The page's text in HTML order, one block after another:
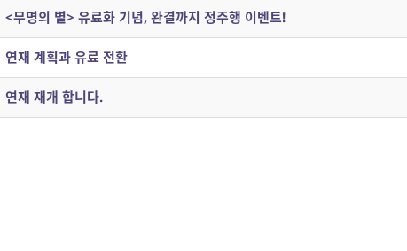
<무명의 별> 유료화 기념, 완결까지 정주행 이벤트!
연재 계획과 유료 전환
연재 재개 합니다.